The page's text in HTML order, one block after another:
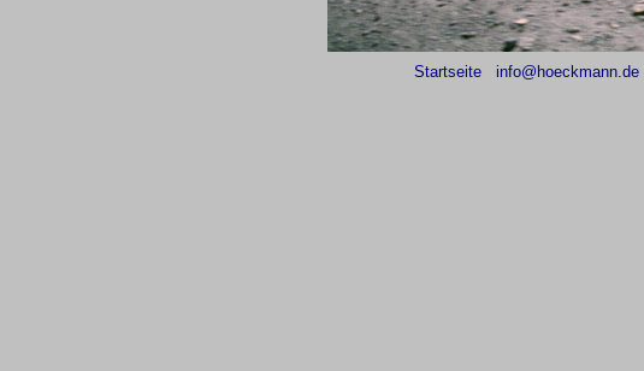
Startseite info@hoeckmann.de